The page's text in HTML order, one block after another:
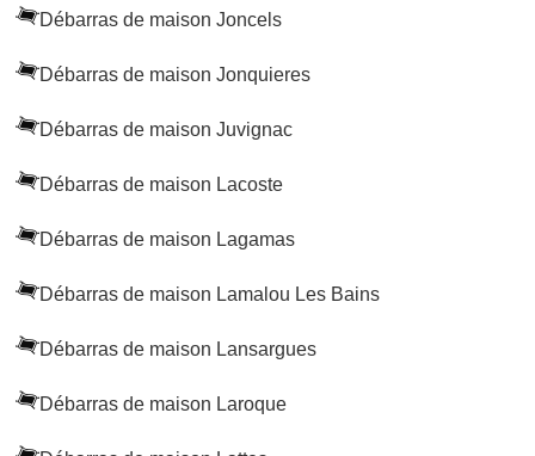
Débarras de maison Joncels
Débarras de maison Jonquieres
Débarras de maison Juvignac
Débarras de maison Lacoste
Débarras de maison Lagamas
Débarras de maison Lamalou Les Bains
Débarras de maison Lansargues
Débarras de maison Laroque